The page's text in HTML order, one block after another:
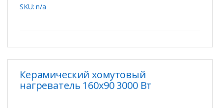
SKU: n/a
Керамический хомутовый
нагреватель 160х90 3000 Вт